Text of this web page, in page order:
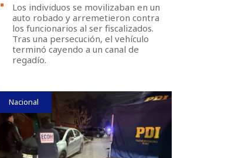
Los individuos se movilizaban en un
auto robado y arremetieron contra
los funcionarios al ser fiscalizados.
Tras una persecución, el vehículo
terminó cayendo a un canal de
regadío.
Nacional